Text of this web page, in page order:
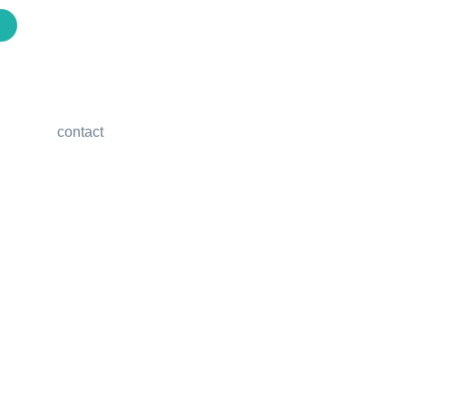
contact